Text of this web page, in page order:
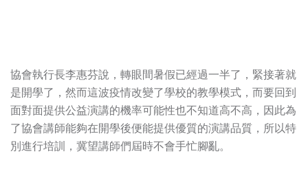
協會執行長李惠芬說，轉眼間暑假已經過一半了，緊接著就
是開學了，然而這波疫情改變了學校的教學模式，而要回到
面對面提供公益演講的機率可能性也不知道高不高，因此為
了協會講師能夠在開學後便能提供優質的演講品質，所以特
別進行培訓，冀望講師們屆時不會手忙腳亂。